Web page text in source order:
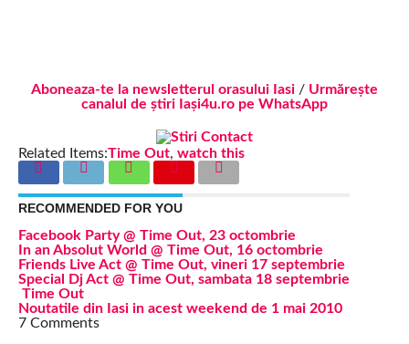
Aboneaza-te la newsletterul orasului Iasi/ Urmărește
canalul de știri Iași4u.ro pe WhatsApp
Related Items:Time Out, watch this
RECOMMENDED FOR YOU
Facebook Party @ Time Out, 23 octombrie
In an Absolut World @ Time Out, 16 octombrie
Friends Live Act @ Time Out, vineri 17 septembrie
Special Dj Act @ Time Out, sambata 18 septembrie
Time Out
Noutatile din Iasi in acest weekend de 1 mai 2010
7 Comments